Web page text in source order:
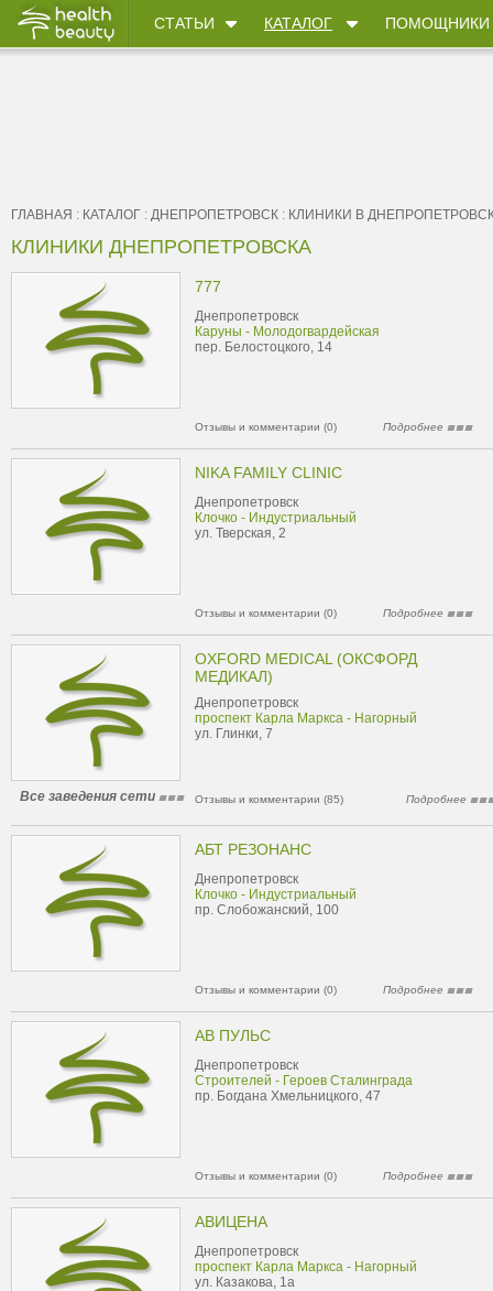
СТАТЬИ КАТАЛОГ ПОМОЩНИКИ
ГЛАВНАЯ : КАТАЛОГ : ДНЕПРОПЕТРОВСК : КЛИНИКИ В
КЛИНИКИ ДНЕПРОПЕТРОВСКА
777
Днепропетровск
Каруны - Молодогвардейская
пер. Белостоцкого, 14
Отзывы и комментарии (0) Подробнее
NIKA FAMILY CLINIC
Днепропетровск
Клочко - Индустриальный
ул. Тверская, 2
Отзывы и комментарии (0) Подробнее
OXFORD MEDICAL (ОКСФОРД
МЕДИКАЛ)
Днепропетровск
проспект Карла Маркса - Нагорный
ул. Глинки, 7
Все заведения сети Отзывы и комментарии (85) Подробнее
АБТ РЕЗОНАНС
Днепропетровск
Клочко - Индустриальный
пр. Слобожанский, 100
Отзывы и комментарии (0) Подробнее
АВ ПУЛЬС
Днепропетровск
Строителей - Героев Сталинграда
пр. Богдана Хмельницкого, 47
Отзывы и комментарии (0) Подробнее
АВИЦЕНА
Днепропетровск
проспект Карла Маркса - Нагорный
ул. Казакова, 1а